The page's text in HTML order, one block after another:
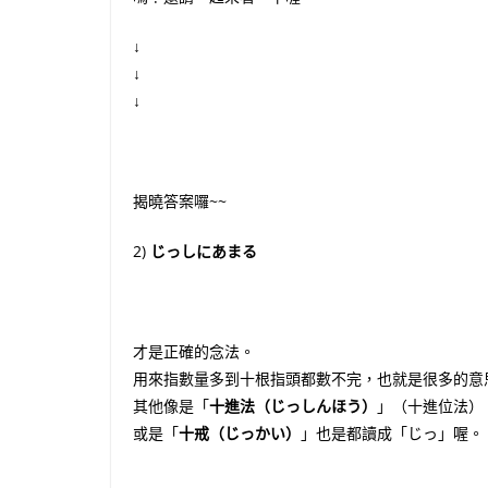
↓
↓
↓
揭曉答案囉~~
2) じっしにあまる
才是正確的念法。
用來指數量多到十根指頭都數不完，也就是很多的意
其他像是「十進法（じっしんほう）
」（十進位法）
或是「十戒（じっかい） 」也是都讀成「じっ」喔。